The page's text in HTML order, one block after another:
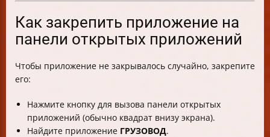
Как закрепить приложение на
панели открытых приложений
Чтобы приложение не закрывалось случайно, закрепите
его:
Нажмите кнопку для вызова панели открытых
приложений (обычно квадрат внизу экрана).
Найдите приложение ГРУЗОВОД.